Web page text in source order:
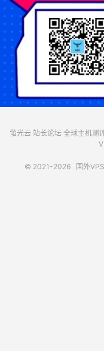
萤光云 站长论坛 全球主机测
© 2021-2026 国外